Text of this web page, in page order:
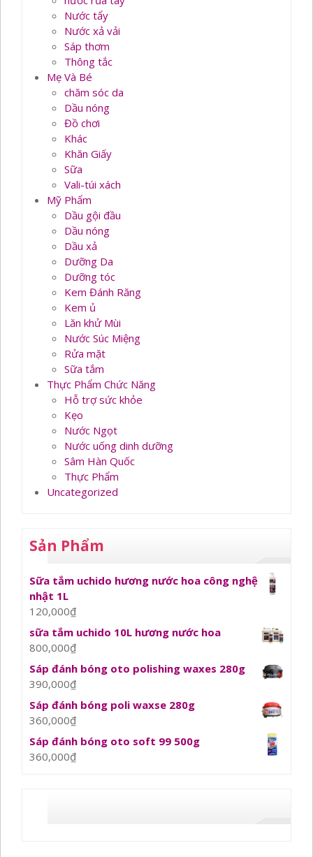
Nước tẩy
Nước xả vải
Sáp thơm
Thông tắc
Mẹ Và Bé
chăm sóc da
Dầu nóng
Đồ chơi
Khác
Khăn Giấy
Sữa
Vali-túi xách
Mỹ Phẩm
Dầu gội đầu
Dầu nóng
Dầu xả
Dưỡng Da
Dưỡng tóc
Kem Đánh Răng
Kem ủ
Lăn khử Mùi
Nước Súc Miệng
Rửa mặt
Sữa tắm
Thực Phẩm Chức Năng
Hỗ trợ sức khỏe
Kẹo
Nước Ngọt
Nước uống dinh dưỡng
Sâm Hàn Quốc
Thực Phẩm
Uncategorized
Sản Phẩm
Sữa tắm uchido hương nước hoa công nghệ
nhật 1L
120,000₫
sữa tắm uchido 10L hương nước hoa
800,000₫
Sáp đánh bóng oto polishing waxes 280g
390,000₫
Sáp đánh bóng poli waxse 280g
360,000₫
Sáp đánh bóng oto soft 99 500g
360,000₫